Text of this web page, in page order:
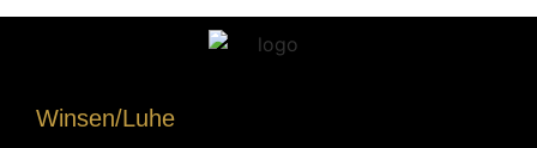
Winsen/Luhe